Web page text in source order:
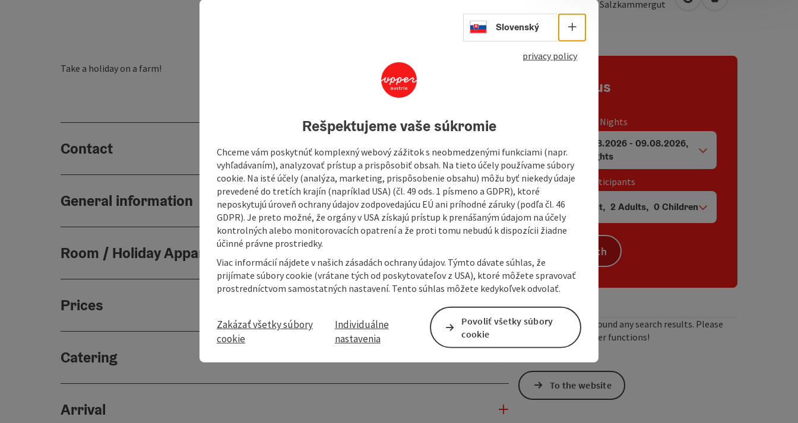
St. Wolfgang im Salzkammergut open in Google Maps
Open in Apple
Take a holiday on a farm!
Contact
General information
Room / Holiday Appartement
Prices
Catering
Arrival
Contact us
Travel period / Nights
arrival and departure fields
07.08.2026- 09.08.2026,
Nights
Unit / Tour participants
Number of units and person fields
Unit, 2 Adults, 0 Children
Search
We have not found any search results. Please
adjust the filter functions!
To the website
Select language - Open menu
Slovenský
privacy policy
Rešpektujeme vaše súkromie
Chceme vám poskytnúť komplexný webový zážitok s neobmedzenými funkciami (napr.
vyhľadávaním), analyzovať prístup a prispôsobiť obsah. Na tieto účely používame súbory
cookie. Na isté účely (analýza, marketing, prispôsobenie obsahu) môžu byť niekedy údaje
prevedené do tretích krajín (napríklad USA) (čl. 49 ods. 1 písmeno a GDPR), ktoré
neposkytujú úroveň ochrany údajov zodpovedajúcu EÚ ani príhodné záruky (podľa čl. 46
GDPR). Je preto možné, že orgány v USA získajú prístup k prenášaným údajom na účely
kontrolných alebo monitorovacích opatrení a že proti tomu nebudú k dispozícii žiadne
účinné právne prostriedky.
Viac informácií nájdete v našich zásadách ochrany údajov. Týmto dávate súhlas, že
prijímate súbory cookie (vrátane tých od poskytovateľov z USA), ktoré môžete spravovať
prostredníctvom samostatných nastavení. Tento súhlas môžete kedykoľvek odvolať.
Zakázať všetky súbory
cookie
Individuálne
nastavenia
Povoliť všetky súbory
cookie